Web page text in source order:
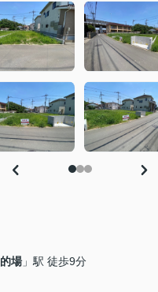
的場」駅 徒歩9分